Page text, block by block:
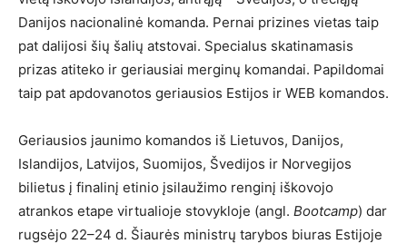
Danijos nacionalinė komanda. Pernai prizines vietas taip
pat dalijosi šių šalių atstovai. Specialus skatinamasis
prizas atiteko ir geriausiai merginų komandai. Papildomai
taip pat apdovanotos geriausios Estijos ir WEB komandos.
Geriausios jaunimo komandos iš Lietuvos, Danijos,
Islandijos, Latvijos, Suomijos, Švedijos ir Norvegijos
bilietus į finalinį etinio įsilaužimo renginį iškovojo
atrankos etape virtualioje stovykloje (angl. Bootcamp) dar
rugsėjo 22–24 d. Šiaurės ministrų tarybos biuras Estijoje